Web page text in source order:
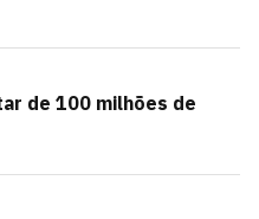
de 100 milhões de